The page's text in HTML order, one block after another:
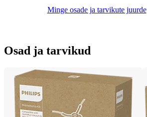
Minge osade ja tarvikute juurde
Osad ja tarvikud